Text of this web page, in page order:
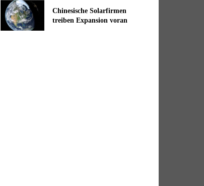
Chinesische Solarfirmen
treiben Expansion voran